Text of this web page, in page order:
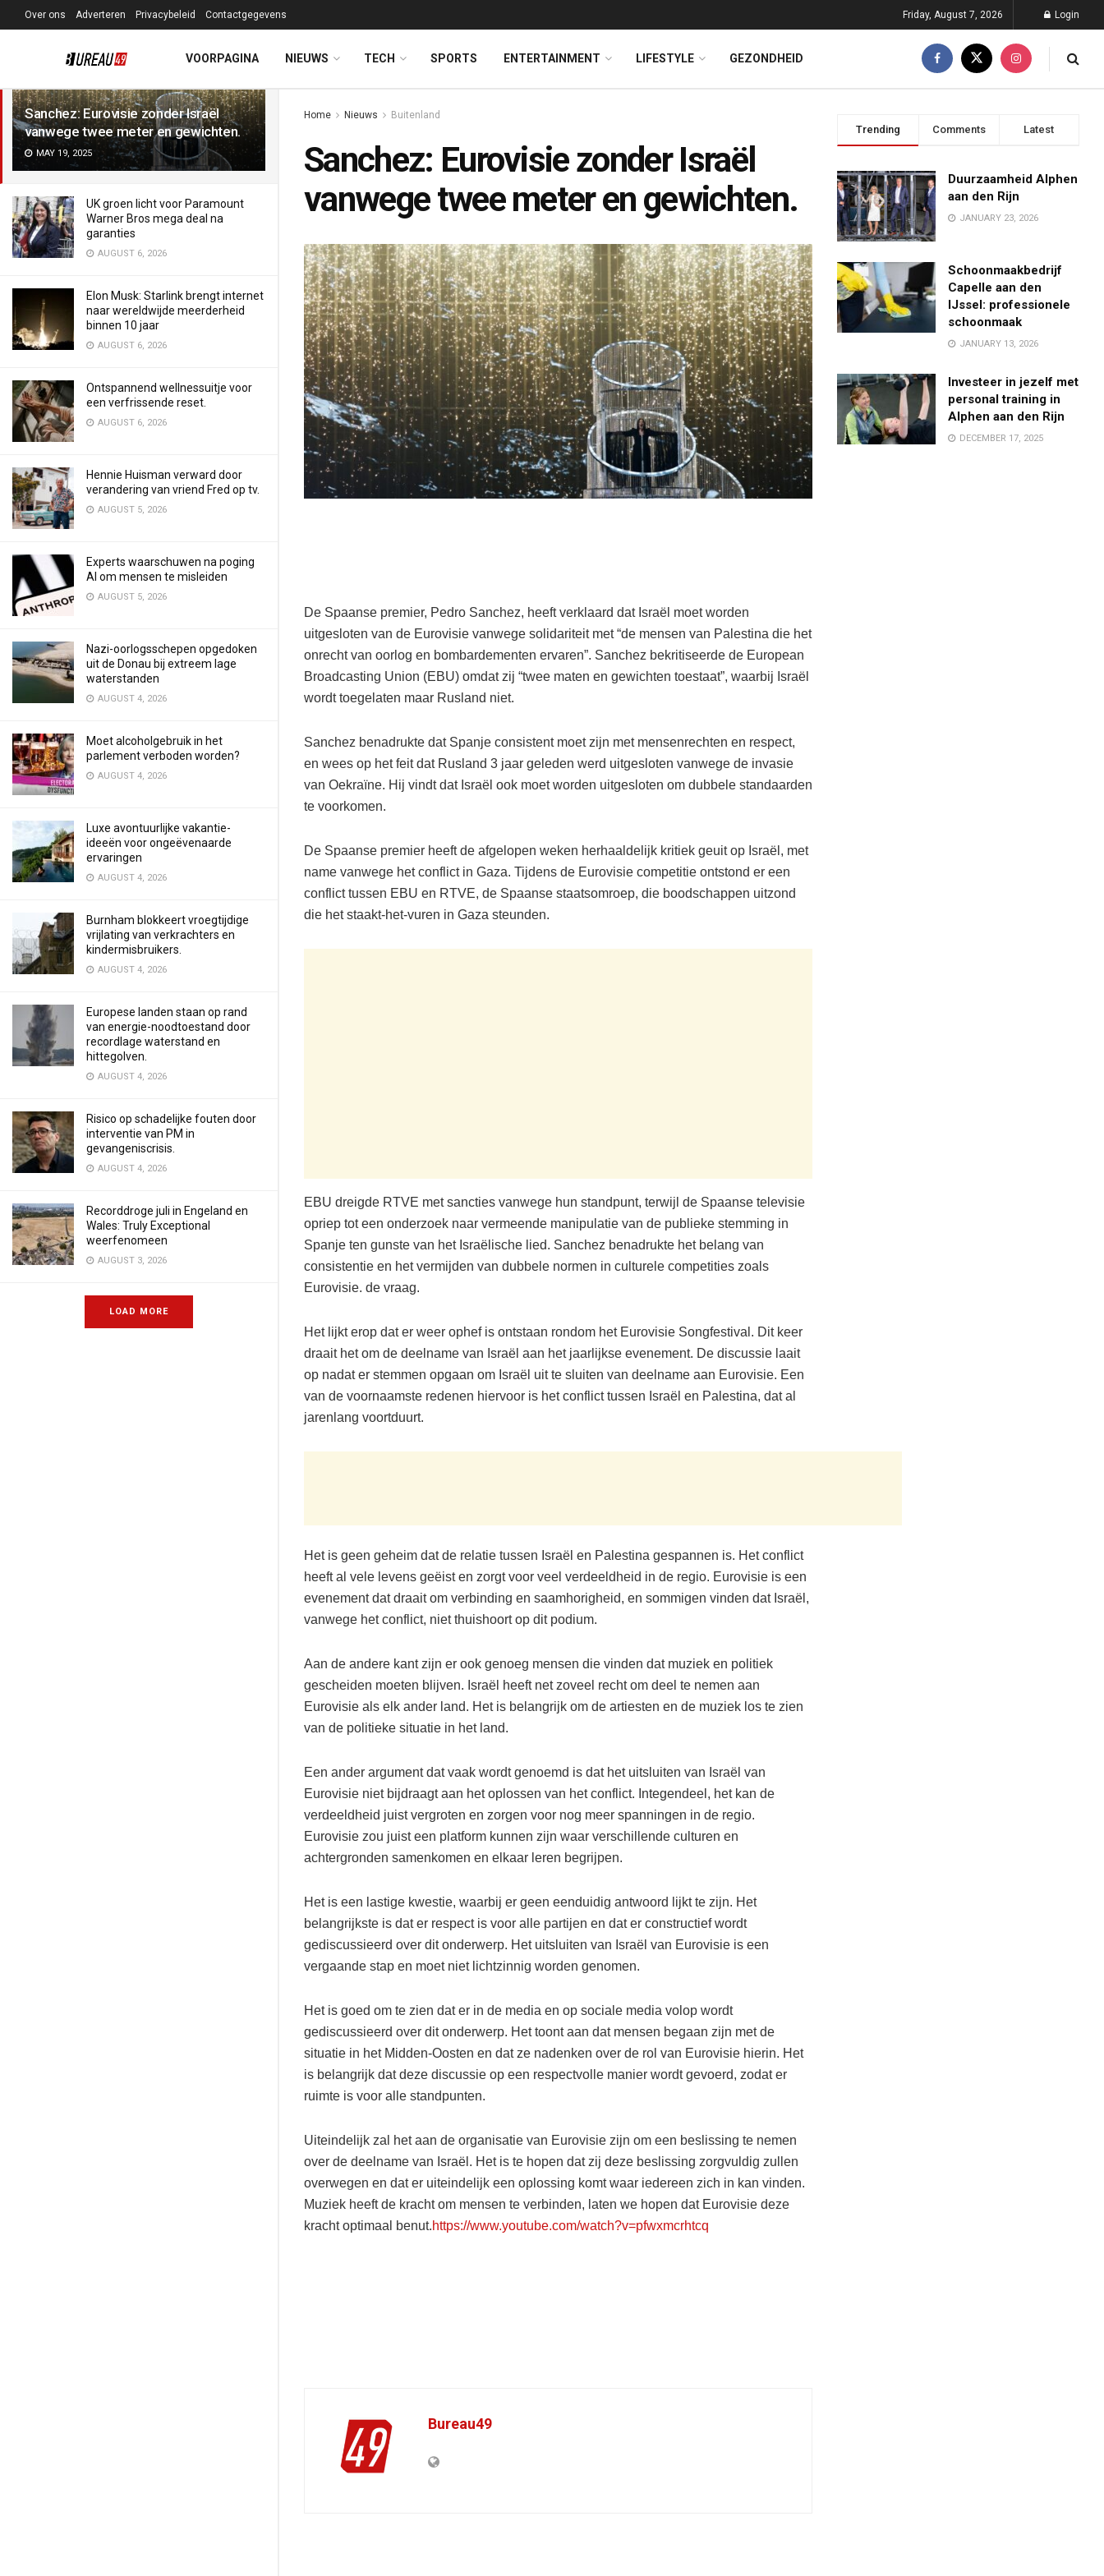
LATEST TRENDING Filter
Sanchez: Eurovisie zonder Israël
vanwege twee meter en gewichten.
MAY 19, 2025
UK groen licht voor Paramount
Warner Bros mega deal na
garanties
AUGUST 6, 2026
Elon Musk: Starlink brengt internet
naar wereldwijde meerderheid
binnen 10 jaar
AUGUST 6, 2026
Ontspannend wellnessuitje voor
een verfrissende reset.
AUGUST 6, 2026
Hennie Huisman verward door
verandering van vriend Fred op tv.
AUGUST 5, 2026
Experts waarschuwen na poging
AI om mensen te misleiden
AUGUST 5, 2026
Nazi-oorlogsschepen opgedoken
uit de Donau bij extreem lage
waterstanden
AUGUST 4, 2026
Moet alcoholgebruik in het
parlement verboden worden?
AUGUST 4, 2026
Luxe avontuurlijke vakantie-
ideeën voor ongeëvenaarde
ervaringen
AUGUST 4, 2026
Burnham blokkeert vroegtijdige
vrijlating van verkrachters en
kindermisbruikers.
AUGUST 4, 2026
Europese landen staan op rand
van energie-noodtoestand door
recordlage waterstand en
hittegolven.
AUGUST 4, 2026
Risico op schadelijke fouten door
interventie van PM in
gevangeniscrisis.
AUGUST 4, 2026
Recorddroge juli in Engeland en
Wales: Truly Exceptional
weerfenomeen
AUGUST 3, 2026
LOAD MORE
Over ons Adverteren Privacybeleid Contactgegevens Friday, August 7, 2026 Login
VOORPAGINA NIEUWS TECH SPORTS ENTERTAINMENT LIFESTYLE GEZONDHEID
Home Nieuws Buitenland
Sanchez: Eurovisie zonder Israël
vanwege twee meter en gewichten.
De Spaanse premier, Pedro Sanchez, heeft verklaard dat Israël moet worden
uitgesloten van de Eurovisie vanwege solidariteit met “de mensen van Palestina die het
onrecht van oorlog en bombardementen ervaren”. Sanchez bekritiseerde de European
Broadcasting Union (EBU) omdat zij “twee maten en gewichten toestaat”, waarbij Israël
wordt toegelaten maar Rusland niet.
Sanchez benadrukte dat Spanje consistent moet zijn met mensenrechten en respect,
en wees op het feit dat Rusland 3 jaar geleden werd uitgesloten vanwege de invasie
van Oekraïne. Hij vindt dat Israël ook moet worden uitgesloten om dubbele standaarden
te voorkomen.
De Spaanse premier heeft de afgelopen weken herhaaldelijk kritiek geuit op Israël, met
name vanwege het conflict in Gaza. Tijdens de Eurovisie competitie ontstond er een
conflict tussen EBU en RTVE, de Spaanse staatsomroep, die boodschappen uitzond
die het staakt-het-vuren in Gaza steunden.
EBU dreigde RTVE met sancties vanwege hun standpunt, terwijl de Spaanse televisie
opriep tot een onderzoek naar vermeende manipulatie van de publieke stemming in
Spanje ten gunste van het Israëlische lied. Sanchez benadrukte het belang van
consistentie en het vermijden van dubbele normen in culturele competities zoals
Eurovisie. de vraag.
Het lijkt erop dat er weer ophef is ontstaan rondom het Eurovisie Songfestival. Dit keer
draait het om de deelname van Israël aan het jaarlijkse evenement. De discussie laait
op nadat er stemmen opgaan om Israël uit te sluiten van deelname aan Eurovisie. Een
van de voornaamste redenen hiervoor is het conflict tussen Israël en Palestina, dat al
jarenlang voortduurt.
Het is geen geheim dat de relatie tussen Israël en Palestina gespannen is. Het conflict
heeft al vele levens geëist en zorgt voor veel verdeeldheid in de regio. Eurovisie is een
evenement dat draait om verbinding en saamhorigheid, en sommigen vinden dat Israël,
vanwege het conflict, niet thuishoort op dit podium.
Aan de andere kant zijn er ook genoeg mensen die vinden dat muziek en politiek
gescheiden moeten blijven. Israël heeft net zoveel recht om deel te nemen aan
Eurovisie als elk ander land. Het is belangrijk om de artiesten en de muziek los te zien
van de politieke situatie in het land.
Een ander argument dat vaak wordt genoemd is dat het uitsluiten van Israël van
Eurovisie niet bijdraagt aan het oplossen van het conflict. Integendeel, het kan de
verdeeldheid juist vergroten en zorgen voor nog meer spanningen in de regio.
Eurovisie zou juist een platform kunnen zijn waar verschillende culturen en
achtergronden samenkomen en elkaar leren begrijpen.
Het is een lastige kwestie, waarbij er geen eenduidig antwoord lijkt te zijn. Het
belangrijkste is dat er respect is voor alle partijen en dat er constructief wordt
gediscussieerd over dit onderwerp. Het uitsluiten van Israël van Eurovisie is een
vergaande stap en moet niet lichtzinnig worden genomen.
Het is goed om te zien dat er in de media en op sociale media volop wordt
gediscussieerd over dit onderwerp. Het toont aan dat mensen begaan zijn met de
situatie in het Midden-Oosten en dat ze nadenken over de rol van Eurovisie hierin. Het
is belangrijk dat deze discussie op een respectvolle manier wordt gevoerd, zodat er
ruimte is voor alle standpunten.
Uiteindelijk zal het aan de organisatie van Eurovisie zijn om een beslissing te nemen
over de deelname van Israël. Het is te hopen dat zij deze beslissing zorgvuldig zullen
overwegen en dat er uiteindelijk een oplossing komt waar iedereen zich in kan vinden.
Muziek heeft de kracht om mensen te verbinden, laten we hopen dat Eurovisie deze
kracht optimaal benut.https://www.youtube.com/watch?v=pfwxmcrhtcq
Bureau49
Trending Comments Latest
Duurzaamheid Alphen
aan den Rijn
JANUARY 23, 2026
Schoonmaakbedrijf
Capelle aan den
IJssel: professionele
schoonmaak
JANUARY 13, 2026
Investeer in jezelf met
personal training in
Alphen aan den Rijn
DECEMBER 17, 2025